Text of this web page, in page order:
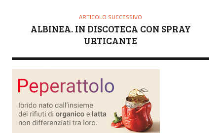
ARTICOLO SUCCESSIVO
ALBINEA. IN DISCOTECA CON SPRAY
URTICANTE